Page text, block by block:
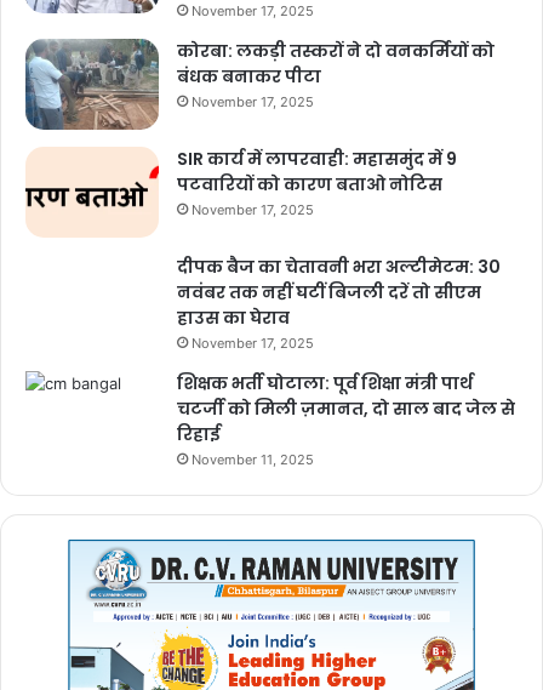
November 17, 2025
कोरबा: लकड़ी तस्करों ने दो वनकर्मियों को
बंधक बनाकर पीटा
November 17, 2025
SIR कार्य में लापरवाही: महासमुंद में 9
पटवारियों को कारण बताओ नोटिस
November 17, 2025
दीपक बैज का चेतावनी भरा अल्टीमेटम: 30
नवंबर तक नहीं घटीं बिजली दरें तो सीएम
हाउस का घेराव
November 17, 2025
शिक्षक भर्ती घोटाला: पूर्व शिक्षा मंत्री पार्थ
चटर्जी को मिली ज़मानत, दो साल बाद जेल से
रिहाई
November 11, 2025